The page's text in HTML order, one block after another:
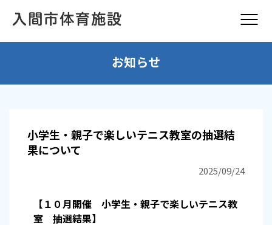
お知らせ
小学生・親子で楽しいテニス教室の抽選結
果について
2025/09/24
【１０月開催 小学生・親子で楽しいテニス教
室 抽選結果】